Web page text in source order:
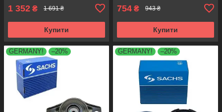
1 352 ₴ 1 691 ₴
Купити
754 ₴ 943 ₴
Купити
GERMANY! –20% GERMANY! –20%